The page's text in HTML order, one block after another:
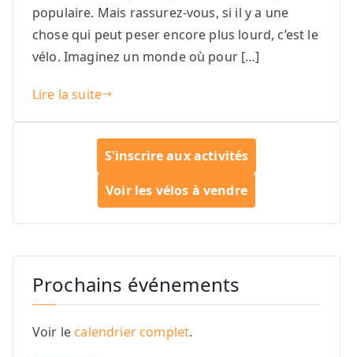
populaire. Mais rassurez-vous, si il y a une
chose qui peut peser encore plus lourd, c’est le
vélo. Imaginez un monde où pour […]
Lire la suite
S'inscrire aux activités
Voir les vélos à vendre
Prochains événements
Voir le calendrier complet.